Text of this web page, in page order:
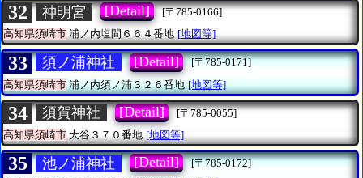
32 神明宮 [Detail]
[〒785-0166]
高知県須崎市浦ノ内塩間６６４番地 [地図等]
33 須ノ浦神社 [Detail]
[〒785-0171]
高知県須崎市浦ノ内須ノ浦３２６番地 [地図等]
34 須賀神社 [Detail]
[〒785-0055]
高知県須崎市 大谷３７０番地 [地図等]
35 池ノ浦神社 [Detail]
[〒785-0172]